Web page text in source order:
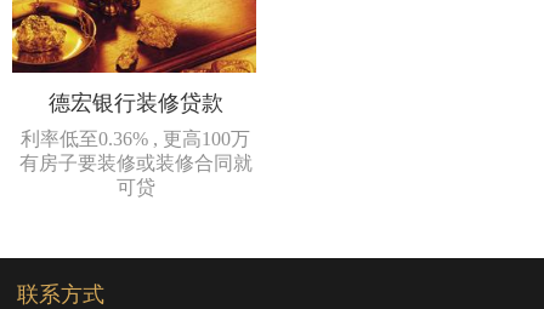
德宏银行装修贷款
利率低至0.36% , 更高100万
有房子要装修或装修合同就
可贷
联系方式